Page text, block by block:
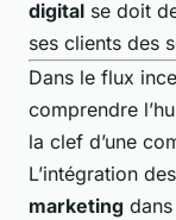
digital se doit
ses clients des
Dans le flux
comprendre
la clef d’une
L’intégration
marketing